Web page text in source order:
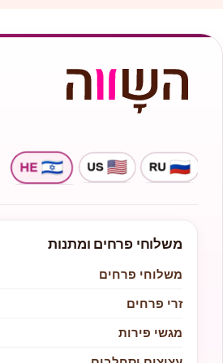
משלוחי פרחים ומתנות
משלוחי פרחים
זרי פרחים
מגשי פירות